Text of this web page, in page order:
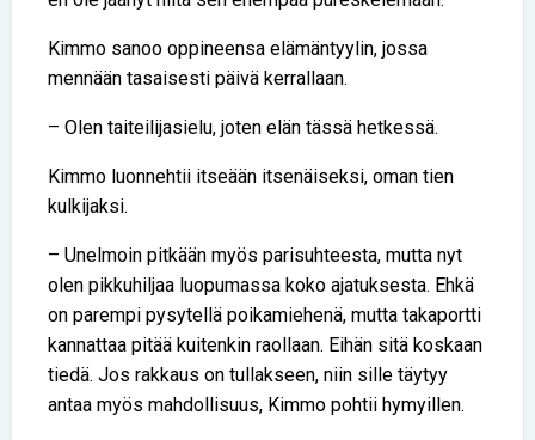
Kimmo sanoo oppineensa elämäntyylin, jossa
mennään tasaisesti päivä kerrallaan.
– Olen taiteilijasielu, joten elän tässä hetkessä.
Kimmo luonnehtii itseään itsenäiseksi, oman tien
kulkijaksi.
– Unelmoin pitkään myös parisuhteesta, mutta nyt
olen pikkuhiljaa luopumassa koko ajatuksesta. Ehkä
on parempi pysytellä poikamiehenä, mutta takaportti
kannattaa pitää kuitenkin raollaan. Eihän sitä koskaan
tiedä. Jos rakkaus on tullakseen, niin sille täytyy
antaa myös mahdollisuus, Kimmo pohtii hymyillen.